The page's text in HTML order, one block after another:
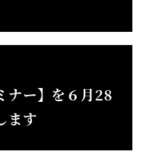
ナー】を６月28
ます